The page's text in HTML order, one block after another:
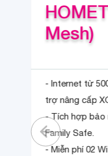
Mesh)
- Internet từ
trợ nâng cấp
- Tích hợp bảo
Family Safe.
- Miễn phí 02